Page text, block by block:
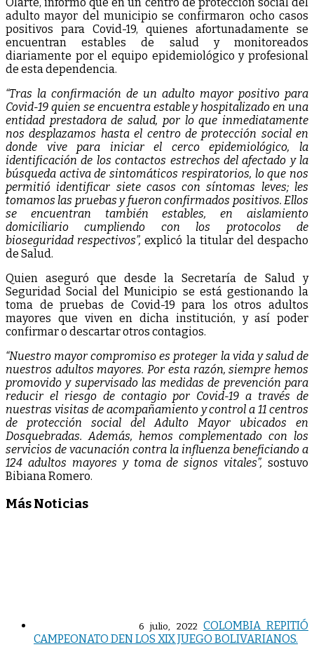
adulto mayor del municipio se confirmaron ocho casos
positivos para Covid-19, quienes afortunadamente se
encuentran estables de salud y monitoreados
diariamente por el equipo epidemiológico y profesional
de esta dependencia.
“Tras la confirmación de un adulto mayor positivo para
Covid-19 quien se encuentra estable y hospitalizado en una
entidad prestadora de salud, por lo que inmediatamente
nos desplazamos hasta el centro de protección social en
donde vive para iniciar el cerco epidemiológico, la
identificación de los contactos estrechos del afectado y la
búsqueda activa de sintomáticos respiratorios, lo que nos
permitió identificar siete casos con síntomas leves; les
tomamos las pruebas y fueron confirmados positivos. Ellos
se encuentran también estables, en aislamiento
domiciliario cumpliendo con los protocolos de
bioseguridad respectivos”, explicó la titular del despacho
de Salud.
Quien aseguró que desde la Secretaría de Salud y
Seguridad Social del Municipio se está gestionando la
toma de pruebas de Covid-19 para los otros adultos
mayores que viven en dicha institución, y así poder
confirmar o descartar otros contagios.
“Nuestro mayor compromiso es proteger la vida y salud de
nuestros adultos mayores. Por esta razón, siempre hemos
promovido y supervisado las medidas de prevención para
reducir el riesgo de contagio por Covid-19 a través de
nuestras visitas de acompañamiento y control a 11 centros
de protección social del Adulto Mayor ubicados en
Dosquebradas. Además, hemos complementado con los
servicios de vacunación contra la influenza beneficiando a
124 adultos mayores y toma de signos vitales”, sostuvo
Bibiana Romero.
Más Noticias
6 julio, 2022 COLOMBIA REPITIÓ
CAMPEONATO DEN LOS XIX JUEGO BOLIVARIANOS.